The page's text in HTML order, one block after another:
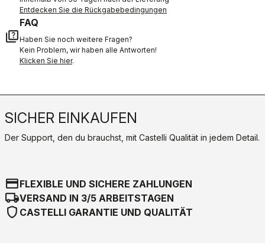
Entdecken Sie die Rückgabebedingungen
quiz
FAQ
Haben Sie noch weitere Fragen?
Kein Problem, wir haben alle Antworten!
Klicken Sie hier.
SICHER EINKAUFEN
Der Support, den du brauchst, mit Castelli Qualität in jedem Detail.
credit_cardFLEXIBLE UND SICHERE ZAHLUNGEN
local_shippingVERSAND IN 3/5 ARBEITSTAGEN
shield CASTELLI GARANTIE UND QUALITÄT